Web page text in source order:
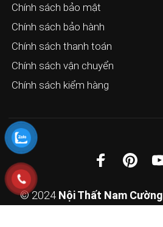
Chính sách bảo mật
Chính sách bảo hành
Chính sách thanh toán
Chính sách vận chuyển
Chính sách kiểm hàng
© 2024 Nội Thất Nam Cường